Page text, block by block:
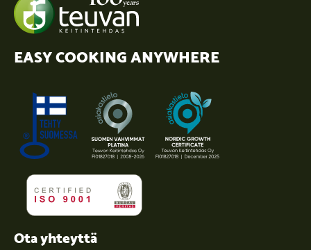
EASY COOKING ANYWHERE
Ota yhteyttä